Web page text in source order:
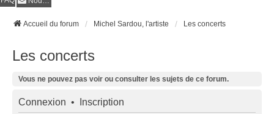
Accueil du forum Michel Sardou, l'artiste Les concerts
Les concerts
Vous ne pouvez pas voir ou consulter les sujets de ce forum.
Connexion • Inscription